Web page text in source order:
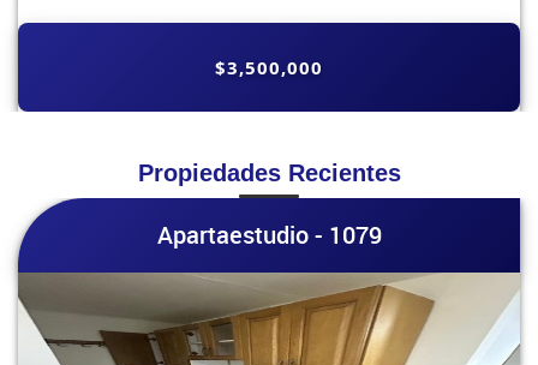
$3,500,000
Propiedades Recientes
Apartaestudio - 1079